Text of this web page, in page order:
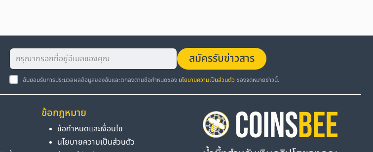
สมัครรับข่าวสาร
ฉันยอมรับการประมวลผลข้อมูลของฉันและตกลงตามข้อกำหนดของ นโยบายความเป็นส่วนตัว ของจดหมายข่าวนี้.
ข้อกฎหมาย
ข้อกำหนดและเงื่อนไข
นโยบายความเป็นส่วนตัว